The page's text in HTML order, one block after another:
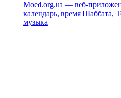
Moed.org.ua — веб-
календарь, время Шаббата,
музыка